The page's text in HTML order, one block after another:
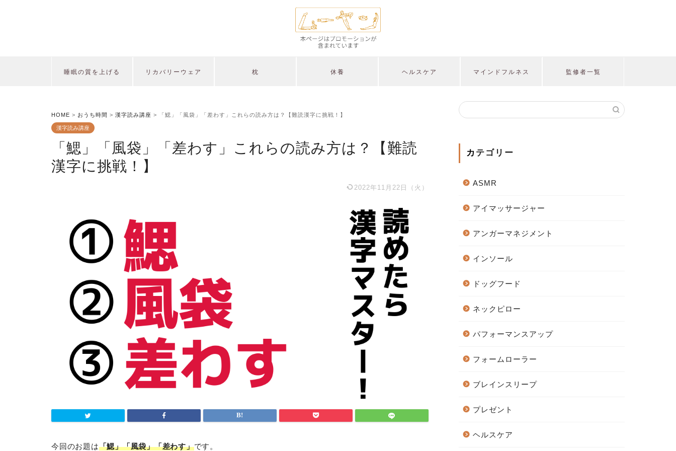
睡眠の質を上げる リカバリーウェア 枕 休養 ヘルスケア マインドフルネス 監修者一覧
HOME > おうち時間 > 漢字読み講座 > 「鰓」「風袋」「差わす」これらの読み方は？【難読漢字に挑戦！】
漢字読み講座
「鰓」「風袋」「差わす」これらの読み方は？【難読
漢字に挑戦！】
2022年11月22日（火）
今回のお題は「鰓」「風袋」「差わす」です。
カテゴリー
ASMR
アイマッサージャー
アンガーマネジメント
インソール
ドッグフード
ネックピロー
パフォーマンスアップ
フォームローラー
ブレインスリープ
プレゼント
ヘルスケア